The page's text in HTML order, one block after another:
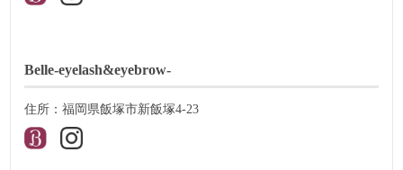
Belle-eyelash&eyebrow-
住所：福岡県飯塚市新飯塚4-23